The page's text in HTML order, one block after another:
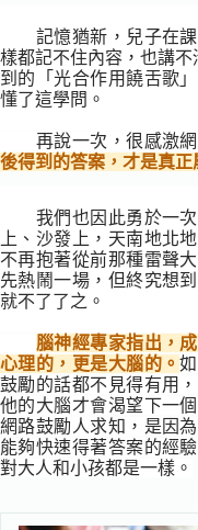
記憶猶新，兒子在
樣都記不住內容，也講不
到的「光合作用饒舌歌
懂了這學問。
再說一次，很感激
後得到的答案，才是真正
我們也因此勇於一
上、沙發上，天南地北
不再抱著從前那種雷聲
先熱鬧一場，但終究想
就不了了之。
腦神經專家指出，
心理的，更是大腦的。
鼓勵的話都不見得有用
他的大腦才會渴望下一
網路鼓勵人求知，是因
能夠快速得著答案的經
對大人和小孩都是一樣。